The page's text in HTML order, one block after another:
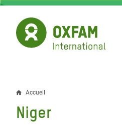
Aller
contenu
principal
Fil
d'Ariane
Accueil
Niger